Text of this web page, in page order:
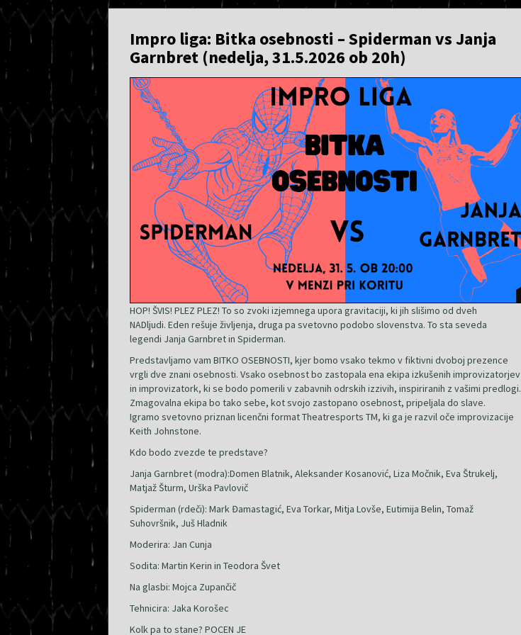
Impro liga: Bitka osebnosti – Spiderman vs Janja
Garnbret (nedelja, 31.5.2026 ob 20h)
HOP! ŠVIS! PLEZ PLEZ! To so zvoki izjemnega upora gravitaciji, ki jih slišimo od dveh
NADljudi. Eden rešuje življenja, druga pa svetovno podobo slovenstva. To sta seveda
legendi Janja Garnbret in Spiderman.
Predstavljamo vam BITKO OSEBNOSTI, kjer bomo vsako tekmo v fiktivni dvoboj prezence
vrgli dve znani osebnosti. Vsako osebnost bo zastopala ena ekipa izkušenih improvizatorjev
in improvizatork, ki se bodo pomerili v zabavnih odrskih izzivih, inspiriranih z vašimi predlogi.
Zmagovalna ekipa bo tako sebe, kot svojo zastopano osebnost, pripeljala do slave.
Igramo svetovno priznan licenčni format Theatresports TM, ki ga je razvil oče improvizacije
Keith Johnstone.
Kdo bodo zvezde te predstave?
Janja Garnbret (modra):Domen Blatnik, Aleksander Kosanović, Liza Močnik, Eva Štrukelj,
Matjaž Šturm, Urška Pavlovič
Spiderman (rdeči): Mark Đamastagić, Eva Torkar, Mitja Lovše, Eutimija Belin, Tomaž
Suhovršnik, Juš Hladnik
Moderira: Jan Cunja
Sodita: Martin Kerin in Teodora Švet
Na glasbi: Mojca Zupančič
Tehnicira: Jaka Korošec
Kolk pa to stane? POCEN JE